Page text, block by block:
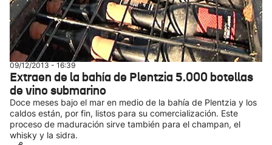
09/12/2013 - 16:39
Extraen de la bahía de Plentzia 5.000 botellas
de vino submarino
Doce meses bajo el mar en medio de la bahía de Plentzia y los
caldos están, por fin, listos para su comercialización. Este
proceso de maduración sirve también para el champan, el
whisky y la sidra.